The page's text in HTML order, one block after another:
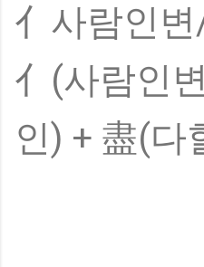
亻사람인
亻(사람인
인) + 盡(다